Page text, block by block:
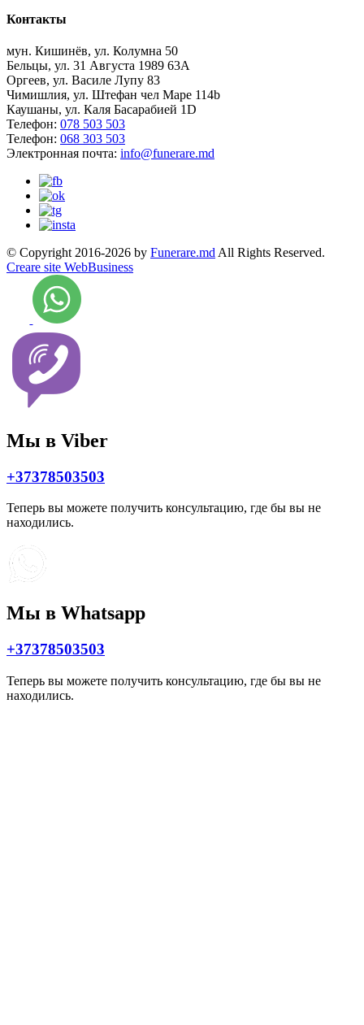
Контакты
мун. Кишинёв, ул. Колумна 50
Бельцы, ул. 31 Августа 1989 63А
Оргеев, ул. Василе Лупу 83
Чимишлия, ул. Штефан чел Маре 114b
Каушаны, ул. Каля Басарабией 1D
Телефон: 078 503 503
Телефон: 068 303 503
Электронная почта: info@funerare.md
© Copyright 2016-2026 by Funerare.md All Rights Reserved.
Creare site WebBusiness
Мы в Viber
+37378503503
Теперь вы можете получить консультацию, где бы вы не
находились.
Мы в Whatsapp
+37378503503
Теперь вы можете получить консультацию, где бы вы не
находились.